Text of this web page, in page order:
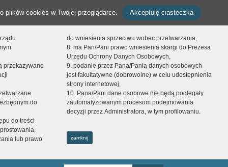
plików cookies w Twojej przeglądarce. Akceptuję ciasteczka
przekazywane
do
do treści
lub prawo
do wniesienia sprzeciwu wobec przetwarzania,
8. ma Pan/Pani prawo wniesienia skargi do Prezesa
Urzędu Ochrony Danych Osobowych,
9. podanie przez Pana/Panią danych osobowych
jest fakultatywne (dobrowolne) w celu udostępnienia
strony internetowej,
10. Pana/Pani dane osobowe nie będą podlegały
zautomatyzowanym procesom podejmowania
decyzji przez Administratora, w tym profilowaniu.
zamknij